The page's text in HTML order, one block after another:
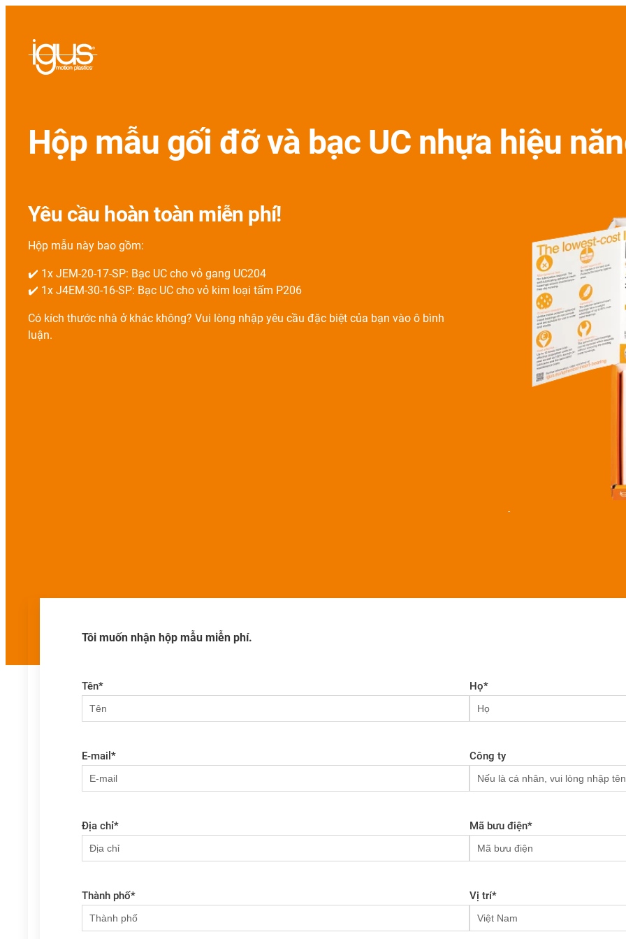
Hộp mẫu gối đỡ và bạc UC nhựa hiệu
-
Yêu cầu hoàn toàn miễn phí!
Hộp mẫu này bao gồm:
✔️ 1x JEM-20-17-SP: Bạc UC cho vỏ gang UC204
✔️ 1x J4EM-30-16-SP: Bạc UC cho vỏ kim loại tấm P206
Có kích thước nhà ở khác không? Vui lòng nhập yêu cầu đặc biệt của bạn vào ô bình
luận.
Tôi muốn nhận hộp mẫu miễn phí.
Tên* Họ*
E-mail * Công ty
Địa chỉ* Mã bưu điện*
Thành phố* Vị trí*